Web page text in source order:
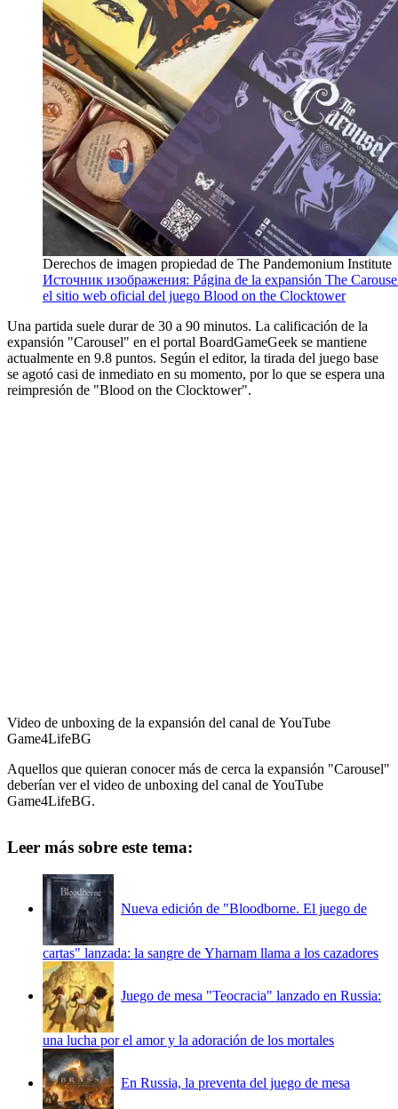
Derechos de imagen propiedad de The Pandemonium Institute
Источник изображения: Página de la expansión The
el sitio web oficial del juego Blood on the Clocktower
Una partida suele durar de 30 a 90 minutos. La calificación de la
expansión "Carousel" en el portal BoardGameGeek se mantiene
actualmente en 9.8 puntos. Según el editor, la tirada del juego base
se agotó casi de inmediato en su momento, por lo que se espera una
reimpresión de "Blood on the Clocktower".
Video de unboxing de la expansión del canal de YouTube
Game4LifeBG
Aquellos que quieran conocer más de cerca la expansión "Carousel"
deberían ver el video de unboxing del canal de YouTube
Game4LifeBG.
Leer más sobre este tema:
Nueva edición de "Bloodborne. El juego de
cartas" lanzada: la sangre de Yharnam llama a los cazadores
Juego de mesa "Teocracia" lanzado en Russia:
una lucha por el amor y la adoración de los mortales
En Russia, la preventa del juego de mesa